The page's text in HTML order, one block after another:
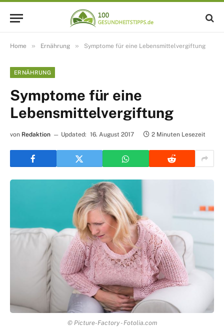
Home » Ernährung » Symptome für eine Lebensmittelvergiftung
ERNÄHRUNG
Symptome für eine
Lebensmittelvergiftung
von Redaktion Updated: 16. August 2017 2 Minuten Lesezeit
© Picture-Factory - Fotolia.com